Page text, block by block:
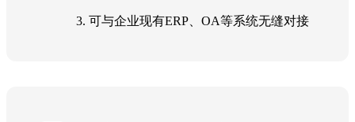
3. 可与企业现有ERP、OA等系统无缝对接